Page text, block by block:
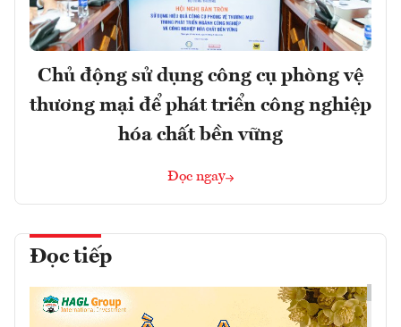
Chủ động sử dụng công cụ phòng vệ
thương mại để phát triển công nghiệp
hóa chất bền vững
Đọc ngay
Đọc tiếp